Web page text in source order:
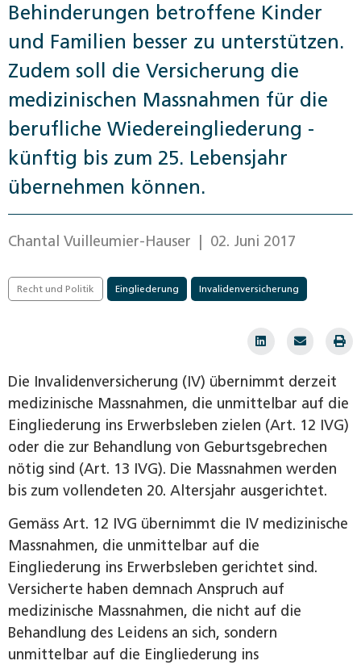
Behinderungen betroffene Kinder
und Familien besser zu unterstützen.
Zudem soll die Versicherung die
medizinischen Massnahmen für die
berufliche Wiedereingliederung ­
künftig bis zum 25. Lebensjahr
übernehmen können.
Chantal Vuilleumier-Hauser | 02. Juni 2017
Recht und Politik Eingliederung Invalidenversicherung
Die Invalidenversicherung (IV) übernimmt derzeit
medizinische Massnahmen, die unmittelbar auf die
Eingliederung ins Erwerbsleben zielen (Art. 12 IVG)
oder die zur Behandlung von Geburtsgebrechen
nötig sind (Art. 13 IVG). Die Massnahmen werden
bis zum vollendeten 20. Altersjahr ausgerichtet.
Gemäss Art. 12 IVG übernimmt die IV medizinische
Massnahmen, die unmittelbar auf die
Eingliederung ins Erwerbsleben gerichtet sind.
Versicherte haben demnach Anspruch auf
medizinische Massnahmen, die nicht auf die
Behandlung des Leidens an sich, sondern
unmittelbar auf die Eingliederung ins